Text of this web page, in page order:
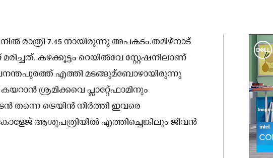
രാത്രി 7.45 നായിരുന്നു അപകടം.തമിഴ്‌നാട്
കഴക്കൂട്ടം റെയിൽവേ സ്റ്റേഷനിലാണ്
എത്തി മടങ്ങുമ്‌ബോഴായിരുന്നു
ശ്രമിക്കവെ പ്ലാറ്റേ്ഫാമിനും
തന്നെ ട്രെയിൻ നിർത്തി ഇവരെ
ആശുപത്രിയിൽ എത്തിച്ചെങ്കിലും ജീവൻ